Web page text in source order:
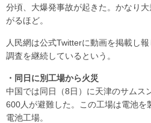
分頃、大爆発事故が起きた。かなり
がるほど。
人民網は公式Twitterに動画を掲載し
調査を継続しているという。
・同日に別工場から火災
中国では同日（8日）に天津のサムス
600人が避難した。この工場は電池を
電池工場。